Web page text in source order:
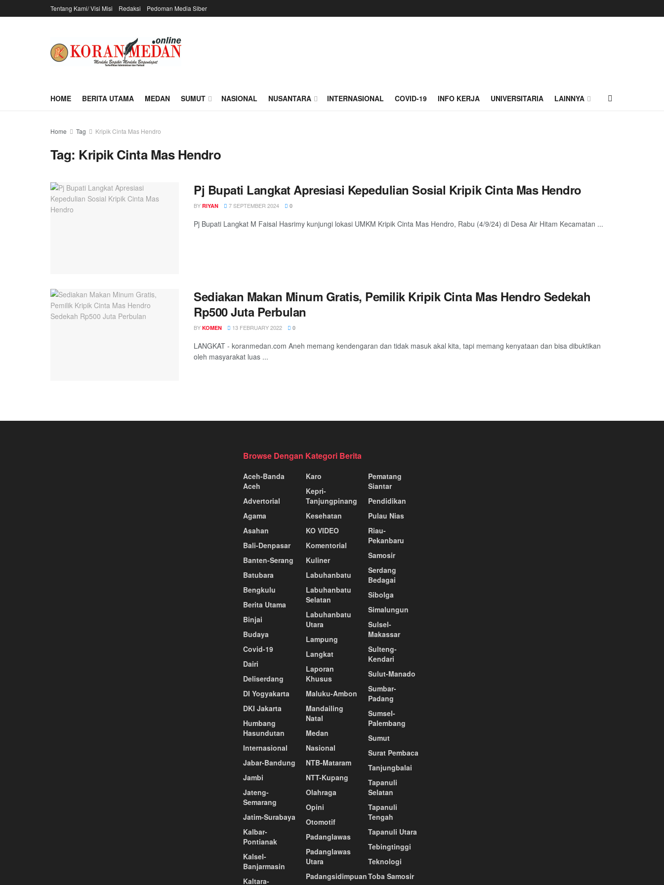
Tentang Kami/ Visi Misi Redaksi Pedoman Media Siber
HOME BERITA UTAMA MEDAN SUMUT NASIONAL NUSANTARA INTERNASIONAL COVID-19 INFO KERJA UNIVERSITARIA LAINNYA
Home Tag Kripik Cinta Mas Hendro
Tag: Kripik Cinta Mas Hendro
Pj Bupati Langkat Apresiasi Kepedulian Sosial Kripik Cinta Mas Hendro
BY RIYAN 7 SEPTEMBER 2024 0
Pj Bupati Langkat M Faisal Hasrimy kunjungi lokasi UMKM Kripik Cinta Mas Hendro, Rabu (4/9/24) di Desa Air Hitam Kecamatan ...
Sediakan Makan Minum Gratis, Pemilik Kripik Cinta Mas Hendro Sedekah
Rp500 Juta Perbulan
BY KOMEN 13 FEBRUARY 2022 0
LANGKAT - koranmedan.com Aneh memang kendengaran dan tidak masuk akal kita, tapi memang kenyataan dan bisa dibuktikan
oleh masyarakat luas ...
Browse Dengan Kategori Berita
Aceh-Banda
Aceh
Advertorial
Agama
Asahan
Bali-Denpasar
Banten-Serang
Batubara
Bengkulu
Berita Utama
Binjai
Budaya
Covid-19
Dairi
Deliserdang
DI Yogyakarta
DKI Jakarta
Humbang
Hasundutan
Internasional
Jabar-Bandung
Jambi
Jateng-
Semarang
Jatim-Surabaya
Kalbar-
Pontianak
Kalsel-
Banjarmasin
Kaltara-
Karo
Kepri-
Tanjungpinang
Kesehatan
KO VIDEO
Komentorial
Kuliner
Labuhanbatu
Labuhanbatu
Selatan
Labuhanbatu
Utara
Lampung
Langkat
Laporan
Khusus
Maluku-Ambon
Mandailing
Natal
Medan
Nasional
NTB-Mataram
NTT-Kupang
Olahraga
Opini
Otomotif
Padanglawas
Padanglawas
Utara
Padangsidimpuan
Pematang
Siantar
Pendidikan
Pulau Nias
Riau-
Pekanbaru
Samosir
Serdang
Bedagai
Sibolga
Simalungun
Sulsel-
Makassar
Sulteng-
Kendari
Sulut-Manado
Sumbar-
Padang
Sumsel-
Palembang
Sumut
Surat Pembaca
Tanjungbalai
Tapanuli
Selatan
Tapanuli
Tengah
Tapanuli Utara
Tebingtinggi
Teknologi
Toba Samosir